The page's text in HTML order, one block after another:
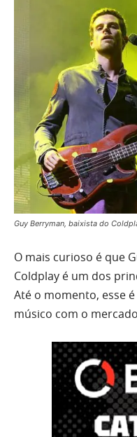
Guy Berryman, baixista do
O mais curioso é que
Coldplay é um dos
Até o momento, esse
músico com o